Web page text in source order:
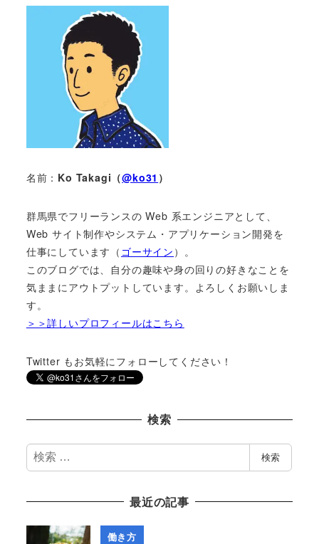
名前： Ko Takagi（@ko31 ）
群馬県でフリーランスの Web 系エンジニアとして、
Web サイト制作やシステム・アプリケーション開発を
仕事にしています（ ゴーサイン ）。
このブログでは、自分の趣味や身の回りの好きなことを
気ままにアウトプットしています。よろしくお願いしま
す。
＞＞詳しいプロフィールはこちら
Twitter もお気軽にフォローしてください！
検索
検
索
検索
最近の記事
働き方